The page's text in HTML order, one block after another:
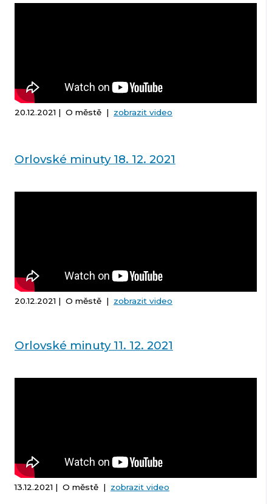
20.12.2021 | O městě | zobrazit video
Orlovské minuty 18. 12. 2021
20.12.2021 | O městě | zobrazit video
Orlovské minuty 11. 12. 2021
13.12.2021 | O městě | zobrazit video